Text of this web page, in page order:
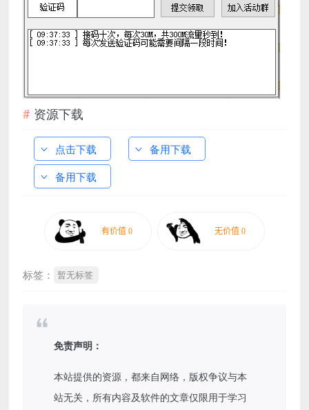
资源下载
点击下载
备用下载
备用下载
标签： 暂无标签
免责声明：
本站提供的资源，都来自网络，版权争议与本
站无关，所有内容及软件的文章仅限用于学习